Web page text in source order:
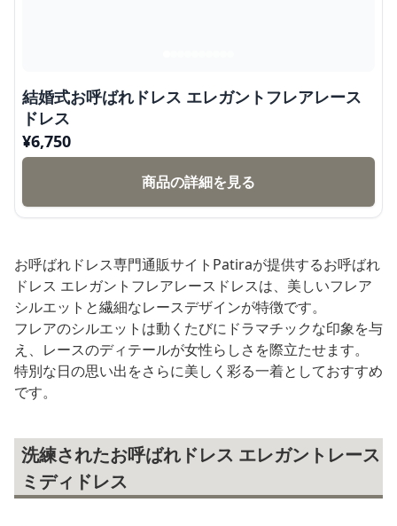
結婚式お呼ばれドレス エレガントフレアレース
ドレス
¥6,750
商品の詳細を見る
お呼ばれドレス専門通販サイトPatiraが提供するお呼ばれ
ドレス エレガントフレアレースドレスは、美しいフレア
シルエットと繊細なレースデザインが特徴です。
フレアのシルエットは動くたびにドラマチックな印象を与
え、レースのディテールが女性らしさを際立たせます。
特別な日の思い出をさらに美しく彩る一着としておすすめ
です。
洗練されたお呼ばれドレス エレガントレース
ミディドレス